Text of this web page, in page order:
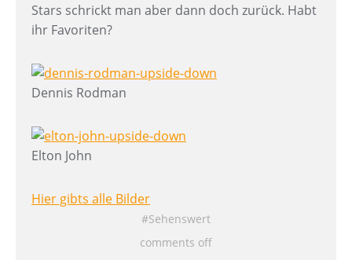
Stars schrickt man aber dann doch zurück. Habt
ihr Favoriten?
Dennis Rodman
Elton John
Hier gibts alle Bilder
Sehenswert
comments off